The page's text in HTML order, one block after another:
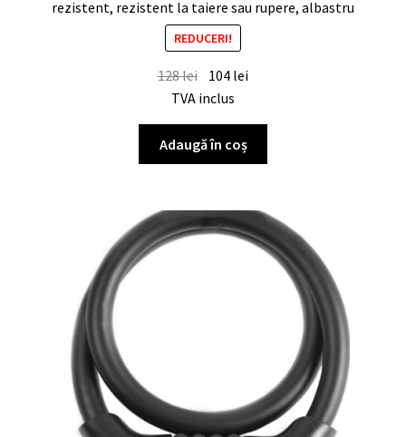
rezistent, rezistent la taiere sau rupere, albastru
REDUCERI!
128lei 104 lei
TVA inclus
Adaugă în coș